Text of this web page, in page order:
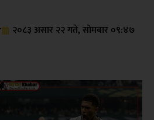
२०८३ असार २२ गते, सोमबार ०९:४७